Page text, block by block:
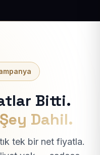
Bitti.
Dahil.
tek bir net fiyatla.